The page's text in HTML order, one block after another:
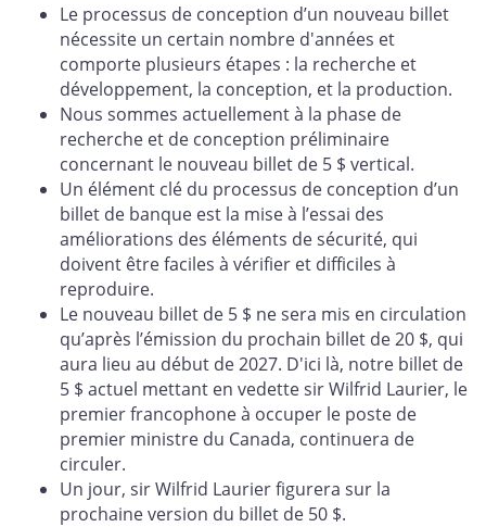
Le processus de conception d’un nouveau billet
nécessite un certain nombre d'années et
comporte plusieurs étapes : la recherche et
développement, la conception, et la production.
Nous sommes actuellement à la phase de
recherche et de conception préliminaire
concernant le nouveau billet de 5 $ vertical.
Un élément clé du processus de conception d’un
billet de banque est la mise à l’essai des
améliorations des éléments de sécurité, qui
doivent être faciles à vérifier et difficiles à
reproduire.
Le nouveau billet de 5 $ ne sera mis en circulation
qu’après l’émission du prochain billet de 20 $, qui
aura lieu au début de 2027. D'ici là, notre billet de
5 $ actuel mettant en vedette sir Wilfrid Laurier, le
premier francophone à occuper le poste de
premier ministre du Canada, continuera de
circuler.
Un jour, sir Wilfrid Laurier figurera sur la
prochaine version du billet de 50 $.